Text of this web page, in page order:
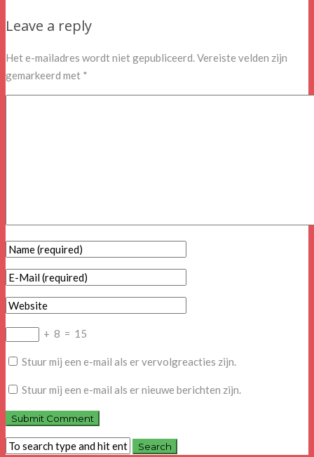
Leave a reply
Het e-mailadres wordt niet gepubliceerd. Vereiste velden zijn
gemarkeerd met *
+ 8 = 15
Stuur mij een e-mail als er vervolgreacties zijn.
Stuur mij een e-mail als er nieuwe berichten zijn.